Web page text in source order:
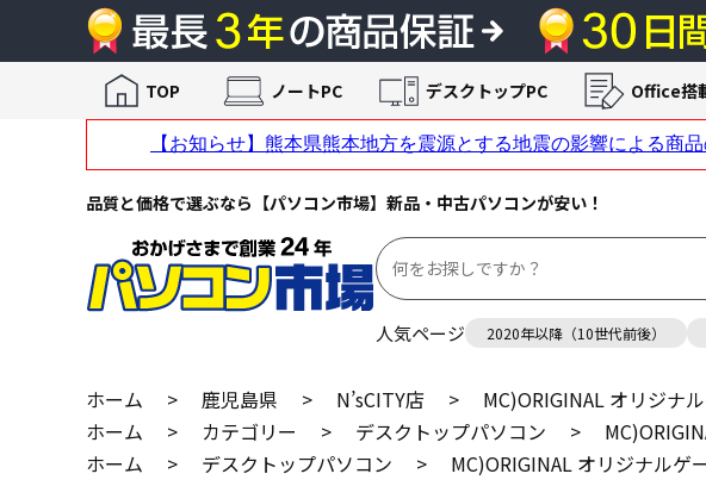
品質と価格で選ぶなら【パソコン市場】新品・中古パソコンが安い！
人気ページ 2020年以降（10世代前後）
TOP ノートPC デスクトップPC Office搭
ホーム > 鹿児島県 > N’sCITY店 >
MC)ORIGINAL オリジナ
ホーム
> カテゴリー > デスクトップパソコン >
ホーム
> デスクトップパソコン >
MC)ORIGINAL オリジナル